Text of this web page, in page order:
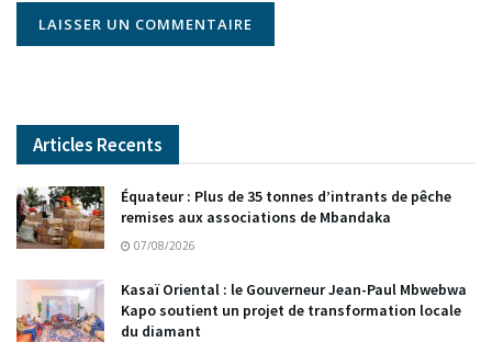
Articles Recents
Équateur : Plus de 35 tonnes d’intrants de pêche
remises aux associations de Mbandaka
07/08/2026
Kasaï Oriental : le Gouverneur Jean-Paul Mbwebwa
Kapo soutient un projet de transformation locale
du diamant